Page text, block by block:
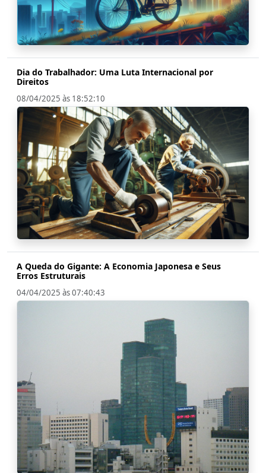
Dia do Trabalhador: Uma Luta Internacional por
Direitos
08/04/2025 às 18:52:10
A Queda do Gigante: A Economia Japonesa e Seus
Erros Estruturais
04/04/2025 às 07:40:43